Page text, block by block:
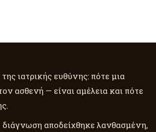
ιατρικής ευθύνης: πότε μια
ασθενή — είναι αμέλεια και πότε
αποδείχθηκε λανθασμένη,